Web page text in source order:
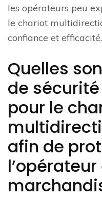
les opérateurs peu
le chariot
confiance et efficacité.
Quelles
de
pour le
afin de